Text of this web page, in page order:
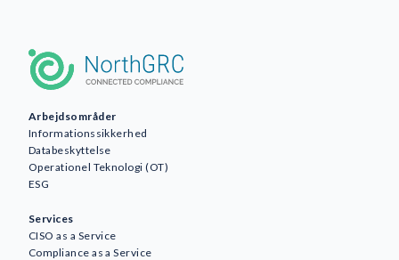
Arbejdsområder
Informationssikkerhed
Databeskyttelse
Operationel Teknologi (OT)
ESG
Services
CISO as a Service
Compliance as a Service